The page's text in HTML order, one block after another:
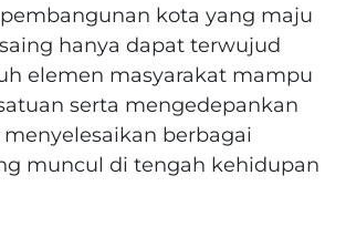
kota yang maju
hanya dapat terwujud
elemen masyarakat mampu
serta mengedepankan
berbagai
muncul di tengah kehidupan